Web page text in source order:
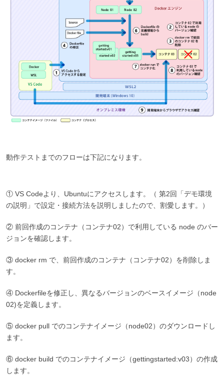
動作テストまでのフローは下記になります。
① VS Codeより、Ubuntuにアクセスします。（ 第2回「デモ環境
の説明」で設定・接続方法を説明しましたので、割愛します。）
② 前回作成のコンテナ（コンテナ02）で利用している node のバー
ジョンを確認します。
③ docker rm で、前回作成のコンテナ（コンテナ02）を削除しま
す。
④ Dockerfileを修正し、異なるバージョンのベースイメージ（node
02)を定義します。
⑤ docker pull でのコンテナイメージ（node02）のダウンロードし
ます。
⑥ docker build でのコンテナイメージ（gettingstarted:v03）の作成
します。